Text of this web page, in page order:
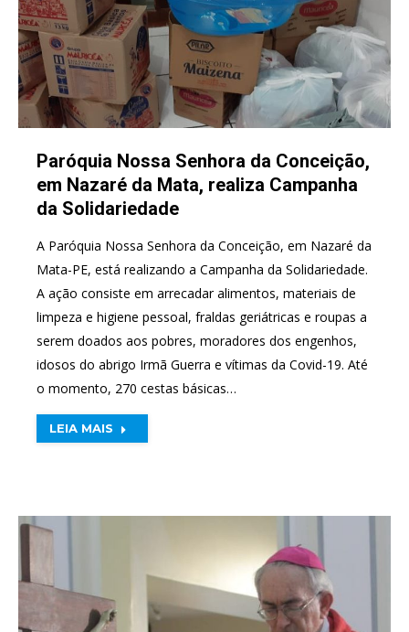
Paróquia Nossa Senhora da Conceição,
em Nazaré da Mata, realiza Campanha
da Solidariedade
A Paróquia Nossa Senhora da Conceição, em Nazaré da
Mata-PE, está realizando a Campanha da Solidariedade.
A ação consiste em arrecadar alimentos, materiais de
limpeza e higiene pessoal, fraldas geriátricas e roupas a
serem doados aos pobres, moradores dos engenhos,
idosos do abrigo Irmã Guerra e vítimas da Covid-19. Até
o momento, 270 cestas básicas…
LEIA MAIS